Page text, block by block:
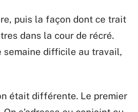
puis la façon dont ce trait
dans la cour de récré.
semaine difficile au travail,
était différente. Le premier